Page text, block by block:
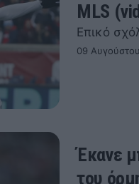
MLS
Επικό
09
Έκανε
του